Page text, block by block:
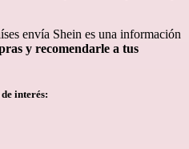
envía Shein es una información
y recomendarle a tus
interés: